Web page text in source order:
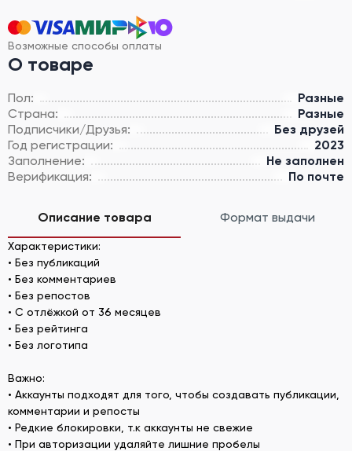
Возможные способы оплаты
О товаре
Пол:
Разные
Страна:
Разные
Подписчики/Друзья:
Без друзей
Год регистрации:
2023
Заполнение:
Не заполнен
Верификация:
По почте
Описание товара Формат выдачи
Характеристики:
• Без публикаций
• Без комментариев
• Без репостов
• С отлёжкой от 36 месяцев
• Без рейтинга
• Без логотипа
Важно:
• Аккаунты подходят для того, чтобы создавать публикации,
комментарии и репосты
• Редкие блокировки, т.к аккаунты не свежие
• При авторизации удаляйте лишние пробелы